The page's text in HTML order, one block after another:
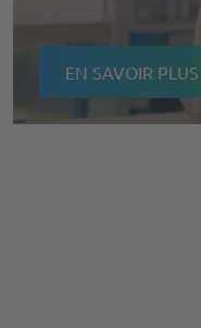
EN SAVOIR PLUS